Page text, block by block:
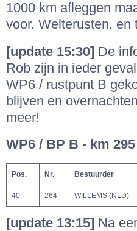
1000 km afleggen
voor. Welterusten, en
[update 15:30] De
Rob zijn in ieder
WP6 / rustpunt B
blijven en
meer!
WP6 / BP B - km 295
Pos. Nr. Bestuurder
40 264 WILLEMS (NLD)
[update 13:15] Na